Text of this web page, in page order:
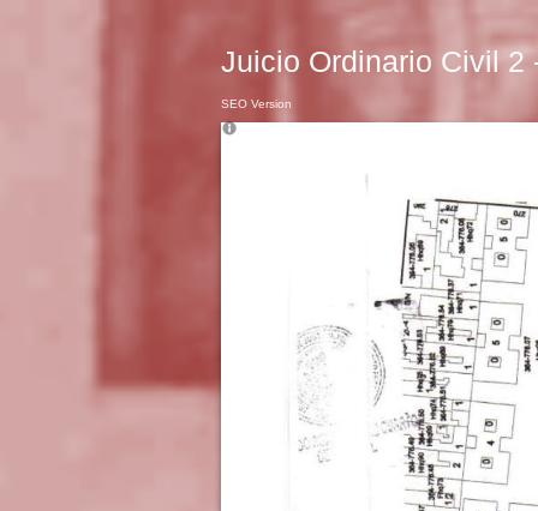
Juicio Ordinario Civil 2
SEO Version